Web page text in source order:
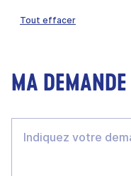
Tout effacer
MA DEMANDE